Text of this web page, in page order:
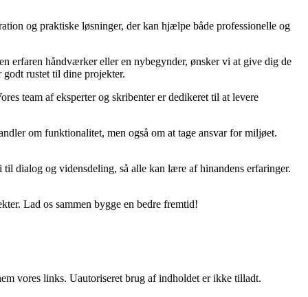
og praktiske løsninger, der kan hjælpe både professionelle og
erfaren håndværker eller en nybegynder, ønsker vi at give dig de
rustet til dine projekter.
team af eksperter og skribenter er dedikeret til at levere
om funktionalitet, men også om at tage ansvar for miljøet.
dialog og vidensdeling, så alle kan lære af hinandens erfaringer.
Lad os sammen bygge en bedre fremtid!
vores links. Uautoriseret brug af indholdet er ikke tilladt.